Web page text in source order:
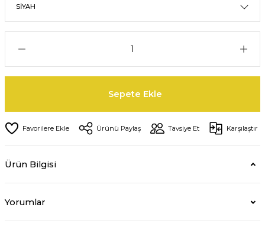
Sepete Ekle
Ürünü Paylaş Tavsiye Et Karşılaştır
Ürün Bilgisi
Yorumlar